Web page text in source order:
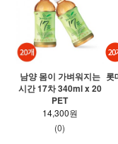
남양 몸이 가벼워지는
시간 17차 340ml x 20
PET
14,300원
(0)
롯